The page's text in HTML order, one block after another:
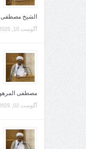
الشيخ مصطفى
آگوست 10, 2025
مصطفى
آگوست 02, 2025